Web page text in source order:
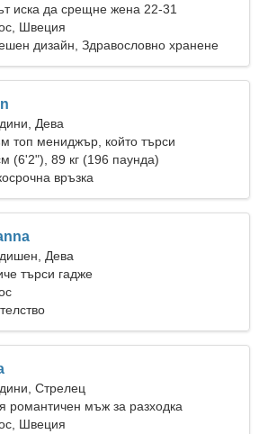
иска да срещне жена 22-31
Швеция
дизайн, Здравословно хранене
Дева
топ мениджър, който търси
жена
(6'2"), 89 кг (196 паунда)
връзка
Дева
търси гадже
Стрелец
романтичен мъж за разходка
Швеция